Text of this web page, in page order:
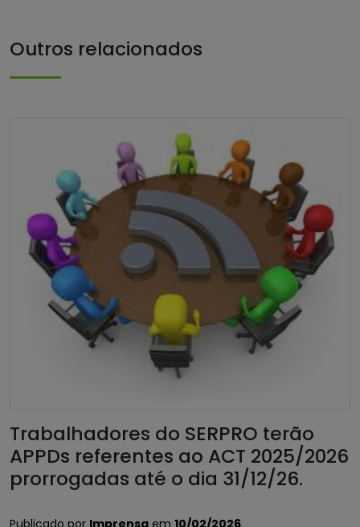
Outros relacionados
Trabalhadores do SERPRO terão
APPDs referentes ao ACT 2025/2026
prorrogadas até o dia 31/12/26.